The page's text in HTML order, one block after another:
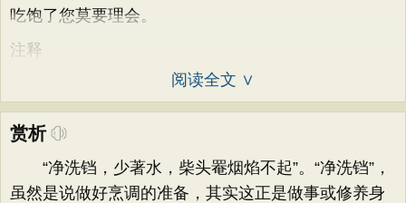
吃饱了您莫要理会。
注释
阅读全文 ∨
赏析
“净洗铛，少著水，柴头罨烟焰不起”。“净洗铛”，
虽然是说做好烹调的准备，其实这正是做事或修养身